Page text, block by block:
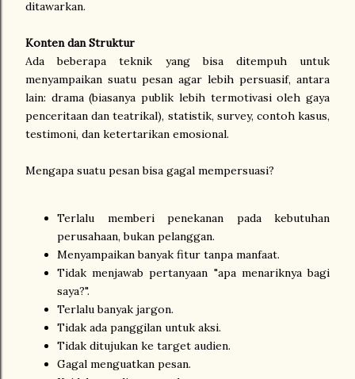
ditawarkan.
Konten dan Struktur
Ada beberapa teknik yang bisa ditempuh untuk
menyampaikan suatu pesan agar lebih persuasif, antara
lain: drama (biasanya publik lebih termotivasi oleh gaya
penceritaan dan teatrikal), statistik, survey, contoh kasus,
testimoni, dan ketertarikan emosional.
Mengapa suatu pesan bisa gagal mempersuasi?
Terlalu memberi penekanan pada kebutuhan
perusahaan, bukan pelanggan.
Menyampaikan banyak fitur tanpa manfaat.
Tidak menjawab pertanyaan "apa menariknya bagi
saya?".
Terlalu banyak jargon.
Tidak ada panggilan untuk aksi.
Tidak ditujukan ke target audien.
Gagal menguatkan pesan.